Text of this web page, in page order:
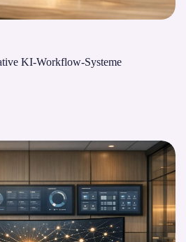
KI-Workflow-Systeme